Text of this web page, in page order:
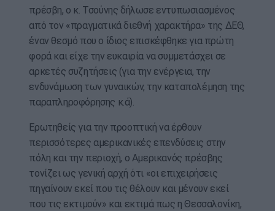
πρέσβη, ο κ. Τσούνης δήλωσε εντυπωσιασμένος
από τον «πραγματικά διεθνή χαρακτήρα» της ΔΕΘ,
έναν θεσμό που ο ίδιος επισκέφθηκε για πρώτη
φορά και είχε την ευκαιρία να συμμετάσχει σε
αρκετές συζητήσεις (για την ενέργεια, την
ενδυνάμωση των γυναικών, την καταπολέμηση της
παραπληροφόρησης κ.ά).
Ερωτηθείς για την προοπτική να έρθουν
περισσότερες αμερικανικές επενδύσεις στην
πόλη και την περιοχή, ο Αμερικανός πρέσβης
τονίζει ως γενική αρχή ότι «οι επιχειρήσεις
πηγαίνουν εκεί που τις θέλουν και μένουν εκεί
που τις εκτιμούν» και εκτιμά πως η Θεσσαλονίκη,